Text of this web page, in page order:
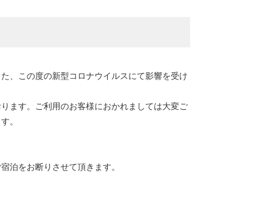
、この度の新型コロナウイルスにて影響を受け
ます。ご利用のお客様におかれましては大変ご
。
泊をお断りさせて頂きます。